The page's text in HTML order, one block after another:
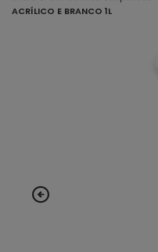
ACRÍLICO E BRANCO 1L